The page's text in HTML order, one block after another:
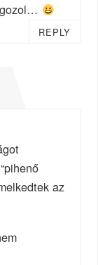
REPLY
az